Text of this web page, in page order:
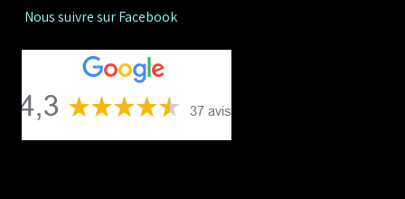
Nous suivre sur Facebook